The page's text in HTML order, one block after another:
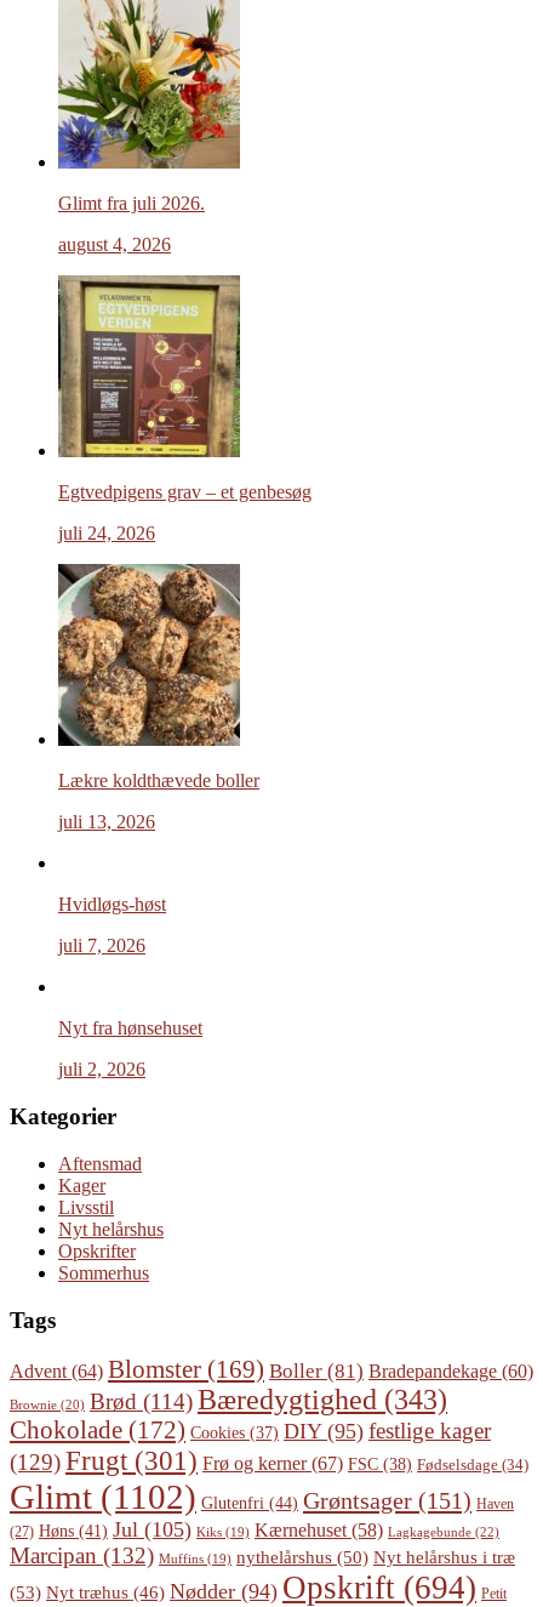
Glimt fra juli 2026.
august 4, 2026
Egtvedpigens grav – et genbesøg
juli 24, 2026
Lækre koldthævede boller
juli 13, 2026
Hvidløgs-høst
juli 7, 2026
Nyt fra hønsehuset
juli 2, 2026
Kategorier
Aftensmad
Kager
Livsstil
Nyt helårshus
Opskrifter
Sommerhus
Tags
Advent (64) Blomster (169) Boller (81) Bradepandekage (60)
Brownie (20) Brød (114)Bæredygtighed (343)
Chokolade (172) Cookies (37) DIY(95) festlige kager
(129)Frugt(301) Frø og kerner(67) FSC (38) Fødselsdage (34)
Glimt (1102) Glutenfri (44) Grøntsager (151) Haven
(27) Høns (41) Jul (105) Kiks (19) Kærnehuset (58) Lagkagebunde (22)
Marcipan (132) Muffins (19) nythelårshus (50) Nyt helårshus i træ
(53) Nyt træhus (46) Nødder (94) Opskrift (694) Petit